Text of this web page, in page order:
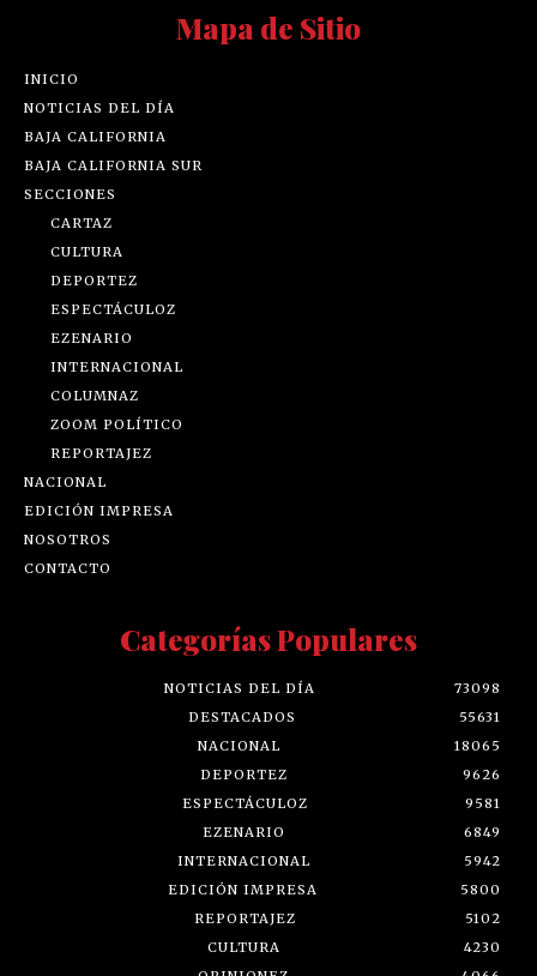
Mapa de Sitio
INICIO
NOTICIAS DEL DÍA
BAJA CALIFORNIA
BAJA CALIFORNIA SUR
SECCIONES
CARTAZ
CULTURA
DEPORTEZ
ESPECTÁCULOZ
EZENARIO
INTERNACIONAL
COLUMNAZ
ZOOM POLÍTICO
REPORTAJEZ
NACIONAL
EDICIÓN IMPRESA
NOSOTROS
CONTACTO
Categorías Populares
NOTICIAS DEL DÍA
73098
DESTACADOS
55631
NACIONAL
18065
DEPORTEZ
9626
ESPECTÁCULOZ
9581
EZENARIO
6849
INTERNACIONAL
5942
EDICIÓN IMPRESA
5800
REPORTAJEZ
5102
CULTURA
4230